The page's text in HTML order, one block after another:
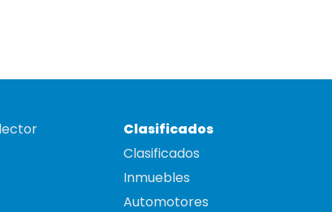
Clasificados
Clasificados
Inmuebles
Automotores